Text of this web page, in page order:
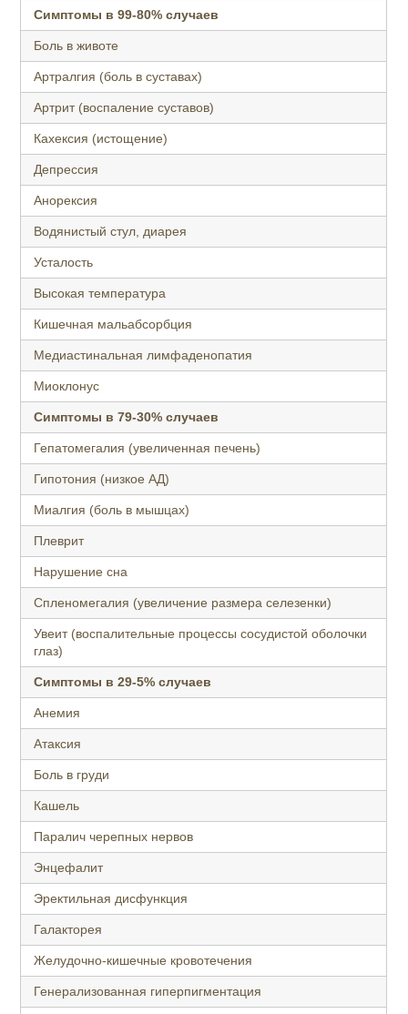
Симптомы в 99-80% случаев
Боль в животе
Артралгия (боль в суставах)
Артрит (воспаление суставов)
Кахексия (истощение)
Депрессия
Анорексия
Водянистый стул, диарея
Усталость
Высокая температура
Кишечная мальабсорбция
Медиастинальная лимфаденопатия
Миоклонус
Симптомы в 79-30% случаев
Гепатомегалия (увеличенная печень)
Гипотония (низкое АД)
Миалгия (боль в мышцах)
Плеврит
Нарушение сна
Спленомегалия (увеличение размера селезенки)
Увеит (воспалительные процессы сосудистой оболочки
глаз)
Симптомы в 29-5% случаев
Анемия
Атаксия
Боль в груди
Кашель
Паралич черепных нервов
Энцефалит
Эректильная дисфункция
Галакторея
Желудочно-кишечные кровотечения
Генерализованная гиперпигментация